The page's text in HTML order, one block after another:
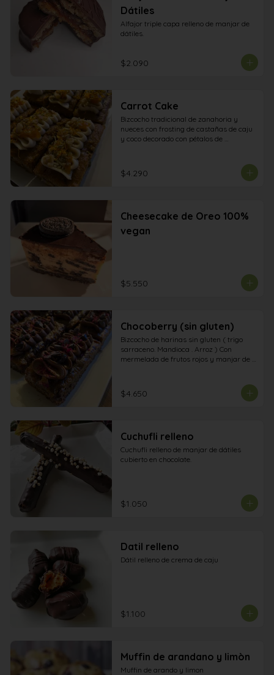
Dátiles
Alfajor triple capa relleno de manjar de
dátiles.
$2.090
Carrot Cake
Bizcocho tradicional de zanahoria y
nueces con frosting de castañas de caju
y coco decorado con pétalos de
$4.290
Cheesecake de Oreo 100%
vegan
$5.550
Chocoberry (sin gluten)
Bizcocho de harinas sin gluten ( trigo
sarraceno. Mandioca . Arroz ) Con
mermelada de frutos rojos y manjar de
rosa.
$4.650
Cuchufli relleno
Cuchufli relleno de manjar de dátiles
cubierto en chocolate.
$1.050
Datil relleno
Dátil relleno de crema de caju
$1.100
Muffin de arandano y limòn
Muffin de arando y limon